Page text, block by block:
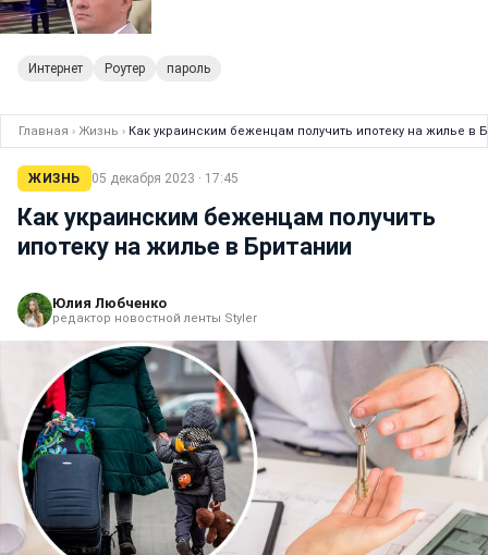
Интернет Роутер пароль
Главная › Жизнь › Как украинским беженцам получить ипотеку на жилье в
ЖИЗНЬ 05 декабря 2023 · 17:45
Как украинским беженцам получить
ипотеку на жилье в Британии
Юлия Любченко
редактор новостной ленты Styler